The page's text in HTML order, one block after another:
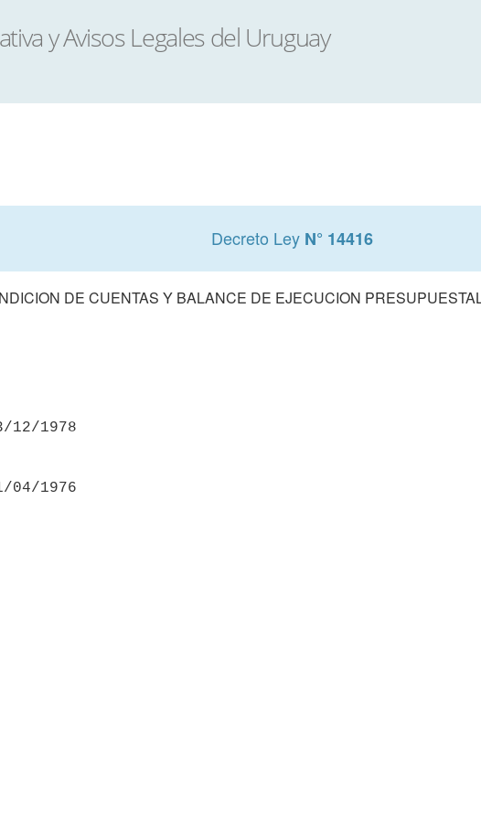
Decreto Ley N° 14416
DE CUENTAS Y BALANCE DE EJECUCION
12/1978